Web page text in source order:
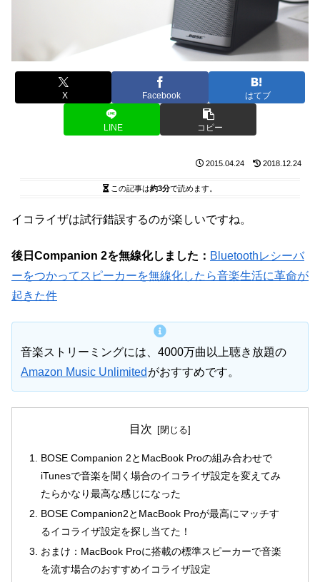
X Facebook はてブ
LINE コピー
2015.04.24 2018.12.24
この記事は約3分で読めます。
イコライザは試行錯誤するのが楽しいですね。
後日Companion 2を無線化しました： Bluetoothレシーバ
ーをつかってスピーカーを無線化したら音楽生活に革命が
起きた件
音楽ストリーミングには、4000万曲以上聴き放題の
Amazon Music Unlimited がおすすめです。
目次
BOSE Companion 2とMacBook Proの組み合わせで
iTunesで音楽を聞く場合のイコライザ設定を変えてみ
たらかなり最高な感じになった
BOSE Companion2とMacBook Proが最高にマッチす
るイコライザ設定を探し当てた！
おまけ：MacBook Proに搭載の標準スピーカーで音楽
を流す場合のおすすめイコライザ設定